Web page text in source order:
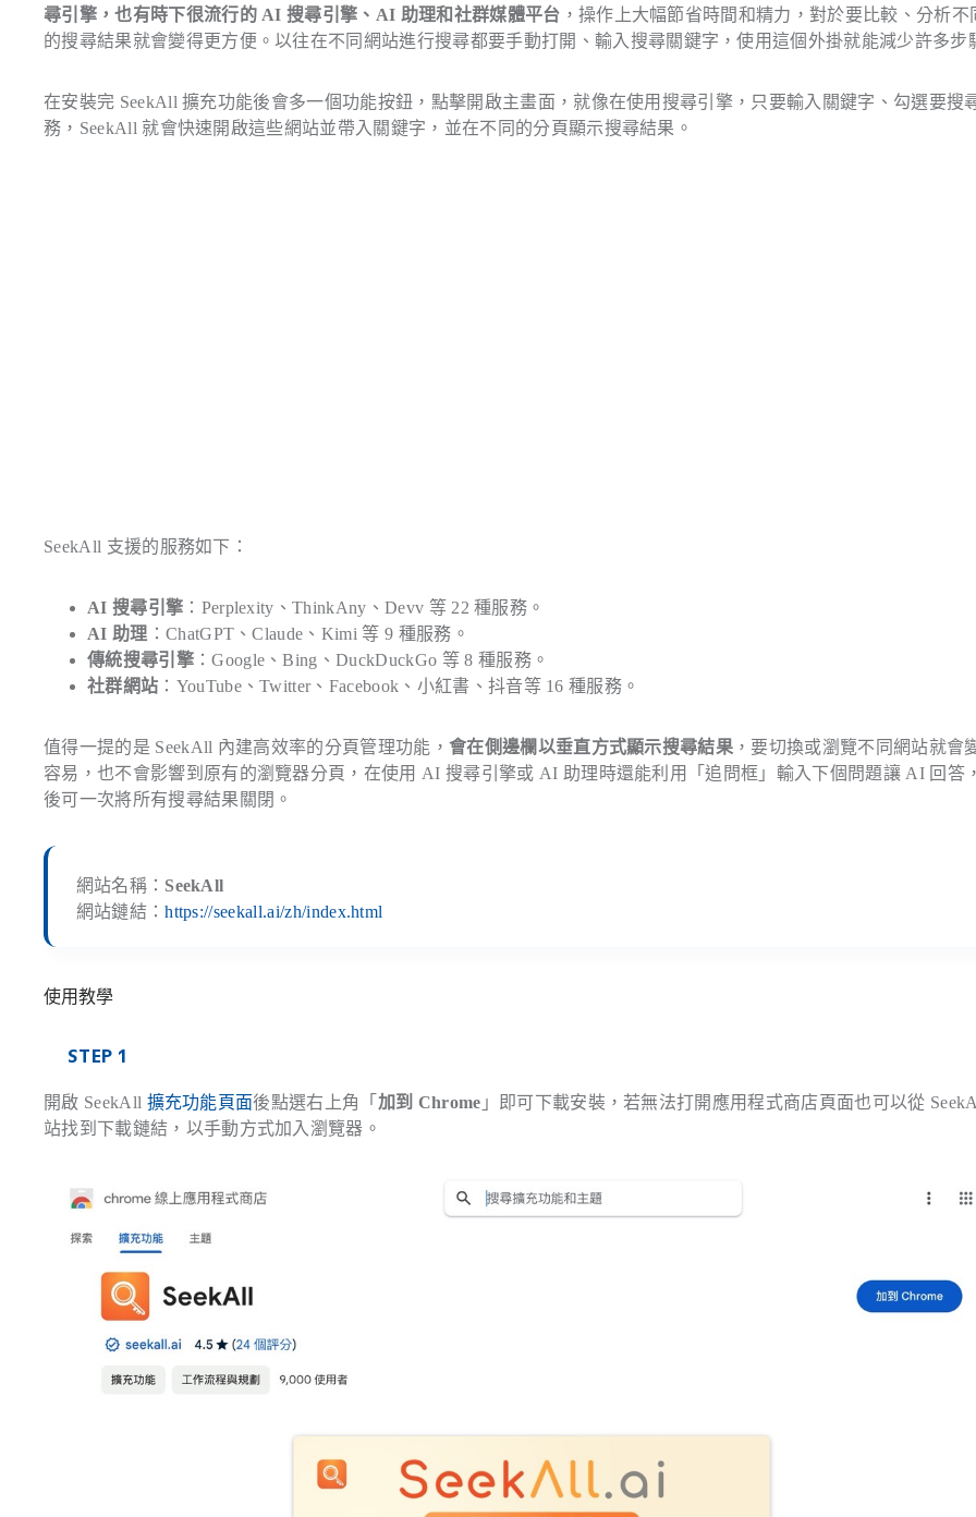
尋引擎，也有時下很流行的 AI 搜尋引擎、AI 助理和社群媒體平台 ，操作上大幅節省時間和精力，對於要比較、分析不
的搜尋結果就會變得更方便。以往在不同網站進行搜尋都要手動打開、輸入搜尋關鍵字，使用這個外掛就能減少許多步
在安裝完 SeekAll 擴充功能後會多一個功能按鈕，點擊開啟主畫面，就像在使用搜尋引擎，只要輸入關鍵字、勾選要搜
務，SeekAll 就會快速開啟這些網站並帶入關鍵字，並在不同的分頁顯示搜尋結果。
SeekAll 支援的服務如下：
AI 搜尋引擎 ：Perplexity、ThinkAny、Devv 等 22 種服務。
AI 助理 ：ChatGPT、Claude、Kimi 等 9 種服務。
傳統搜尋引擎：Google、Bing、DuckDuckGo 等 8 種服務。
社群網站 ：YouTube、Twitter、Facebook、小紅書、抖音等 16 種服務。
值得一提的是 SeekAll 內建高效率的分頁管理功能， 會在側邊欄以垂直方式顯示搜尋結果 ，要切換或瀏覽不同網站就會
容易，也不會影響到原有的瀏覽器分頁，在使用 AI 搜尋引擎或 AI 助理時還能利用「追問框」輸入下個問題讓 AI 回答
後可一次將所有搜尋結果關閉。
網站名稱： SeekAll
網站鏈結：https://seekall.ai/zh/index.html
使用教學
STEP 1
開啟 SeekAll 擴充功能頁面後點選右上角「 加到 Chrome 」即可下載安裝，若無法打開應用程式商店頁面也可以從
站找到下載鏈結，以手動方式加入瀏覽器。